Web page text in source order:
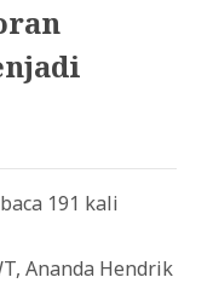
191 kali
Ananda Hendrik